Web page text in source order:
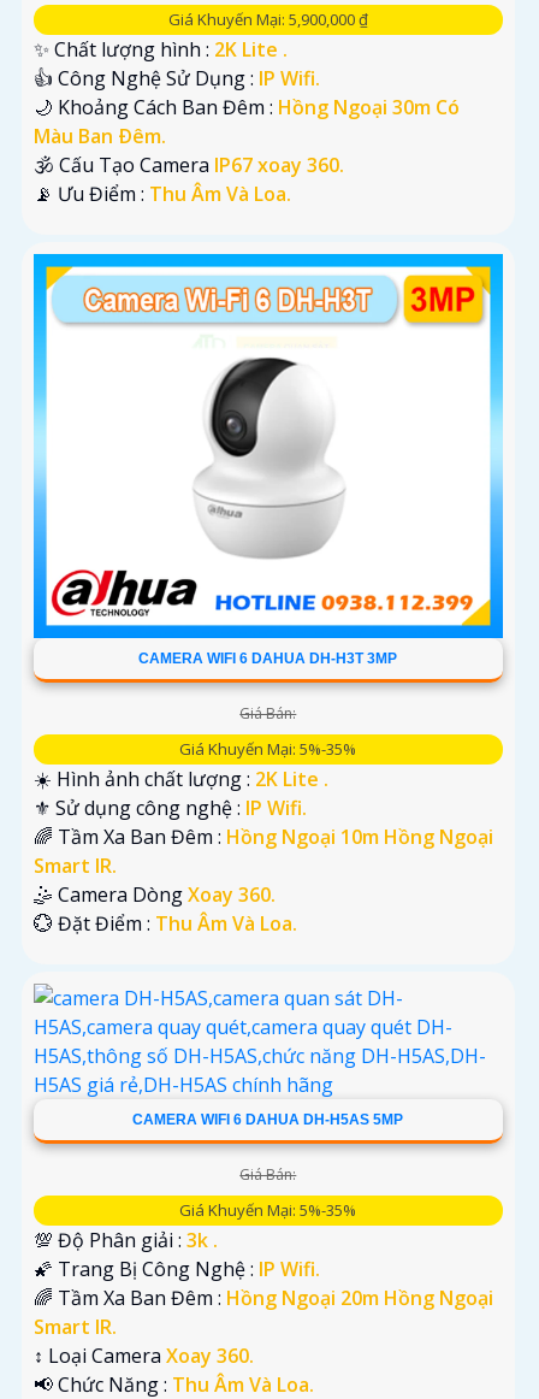
Giá Khuyến Mại: 5,900,000 ₫
✨ Chất lượng hình : 2K Lite .
👍 Công Nghệ Sử Dụng : IP Wifi.
🌙 Khoảng Cách Ban Đêm : Hồng Ngoại 30m Có
Màu Ban Ðêm.
🕉️ Cấu Tạo Camera IP67 xoay 360.
️📡 Ưu Điểm : Thu Âm Và Loa.
CAMERA WIFI 6 DAHUA DH-H3T 3MP
Giá Bán:
Giá Khuyến Mại: 5%-35%
☀️ Hình ảnh chất lượng : 2K Lite .
⚜️ Sử dụng công nghệ : IP Wifi.
🌈 Tầm Xa Ban Đêm : Hồng Ngoại 10m Hồng Ngoại
Smart IR.
🤹 Camera DòngXoay 360.
️💮 Đặt Điểm : Thu Âm Và Loa.
CAMERA WIFI 6 DAHUA DH-H5AS 5MP
Giá Bán:
Giá Khuyến Mại: 5%-35%
💯 Độ Phân giải : 3k .
🌠 Trang Bị Công Nghệ : IP Wifi.
🌈 Tầm Xa Ban Đêm : Hồng Ngoại 20m Hồng Ngoại
Smart IR.
↕️ Loại Camera Xoay 360.
️📢 Chức Năng : Thu Âm Và Loa.